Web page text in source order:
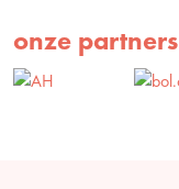
onze partners